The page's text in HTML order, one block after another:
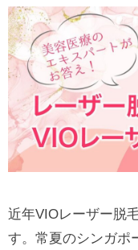
近年VIOレーザー脱
す。常夏のシンガポ